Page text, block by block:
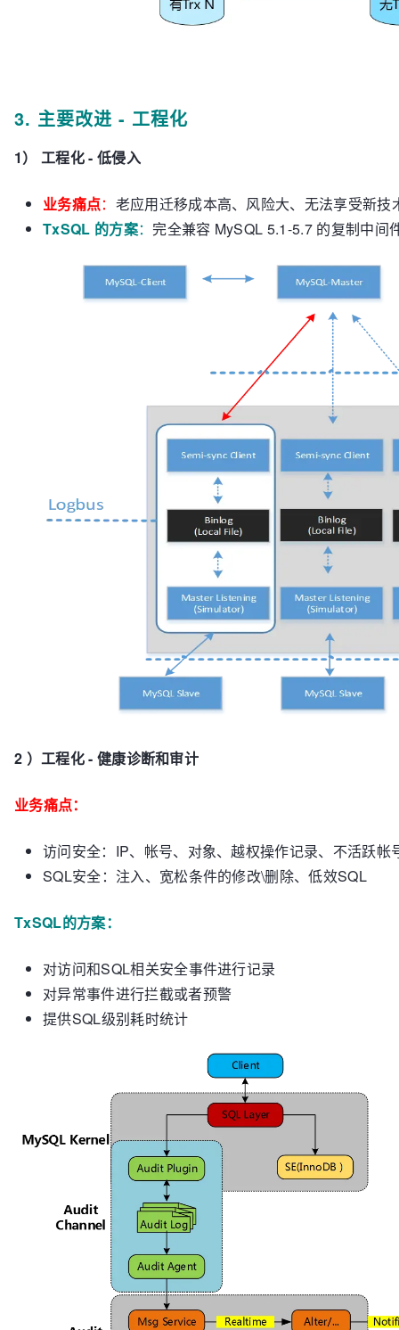
3. 主要改进 - 工程化
1） 工程化 - 低侵入
业务痛点： 老应用迁移成本高、风险大、无法享受新技
TxSQL 的方案： 完全兼容 MySQL 5.1-5.7 的复制中间
2 ）工程化 - 健康诊断和审计
业务痛点：
访问安全：IP、帐号、对象、越权操作记录、不活跃帐
SQL安全：注入、宽松条件的修改\删除、低效SQL
TxSQL的方案：
对访问和SQL相关安全事件进行记录
对异常事件进行拦截或者预警
提供SQL级别耗时统计